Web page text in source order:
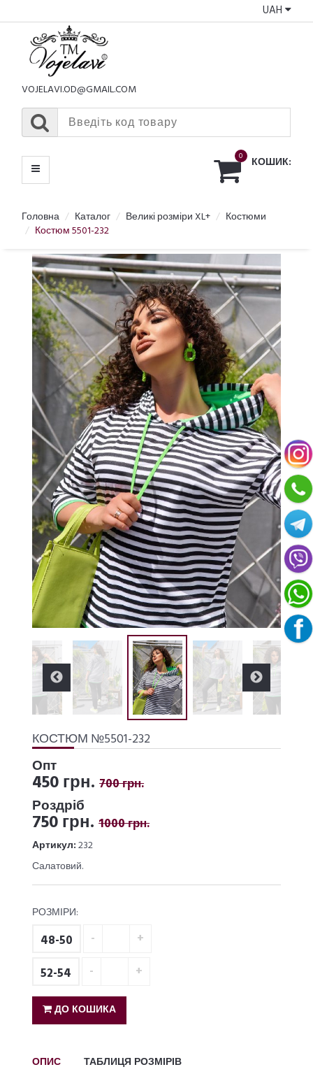
UAH
VOJELAVI.OD@GMAIL.COM
0 КОШИК:
МЕНЮ
Головна Каталог Великі розміри XL+
Костюми
Костюм 5501-232
КОСТЮМ №5501-232
Опт
450 грн. 700 грн.
Роздріб
750 грн. 1000 грн.
Артикул:232
Салатовий.
РОЗМІРИ:
48-50
52-54
ДО КОШИКА
ОПИС ТАБЛИЦЯ РОЗМІРІВ